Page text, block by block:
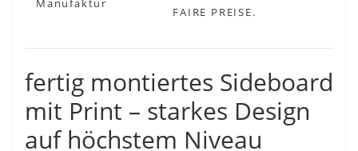
FAIRE PREISE.
fertig montiertes Sideboard
mit Print – starkes Design
auf höchstem Niveau